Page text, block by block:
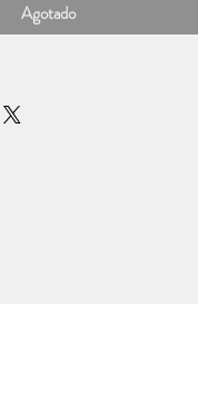
Agotado